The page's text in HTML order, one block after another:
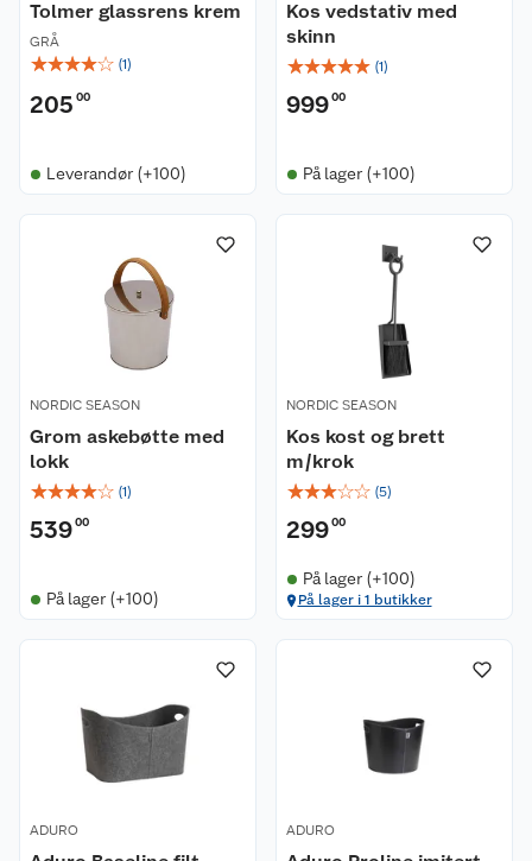
Tolmer glassrens krem
GRÅ
☆☆☆☆☆ (1)
205 00
Leverandør (+100)
Kos vedstativ med
skinn
☆☆☆☆☆ (1)
99900
På lager (+100)
NORDIC SEASON
Grom askebøtte med
lokk
☆☆☆☆☆ (1)
53900
På lager (+100)
NORDIC SEASON
Kos kost og brett
m/krok
☆☆☆☆☆ (5)
29900
På lager (+100)
På lager i 1 butikker
ADURO ADURO
Nyheter
Våre butikker
Våre merkevarer
Kundeservice
Angre- og returrett
Reklamasjon og garanti
Ofte stilte spørsmål